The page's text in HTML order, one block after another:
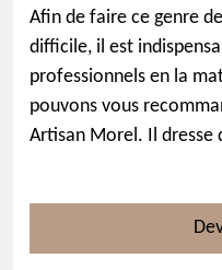
Afin de faire ce genre
difficile, il est
professionnels en la
pouvons vous
Artisan Morel. Il dresse